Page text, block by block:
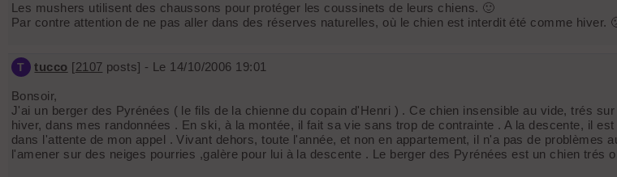
Les mushers utilisent des chaussons pour protéger les coussinets de leurs chiens. 🙂
Par contre attention de ne pas aller dans des réserves naturelles, où le chien est interdit été comme hiver.
T tucco [2107 posts] - Le 14/10/2006 19:01
Bonsoir,
J'ai un berger des Pyrénées ( le fils de la chienne du copain d'Henri ) . Ce chien insensible au vide, trés
hiver, dans mes randonnées . En ski, à la montée, il fait sa vie sans trop de contrainte . A la descente, il
dans l'attente de mon appel . Vivant dehors, toute l'année, et non en appartement, il n'a pas de
l'amener sur des neiges pourries ,galère pour lui à la descente . Le berger des Pyrénées est un chien